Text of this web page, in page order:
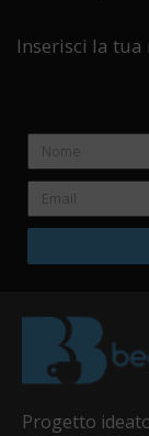
Inserisci la
Progetto